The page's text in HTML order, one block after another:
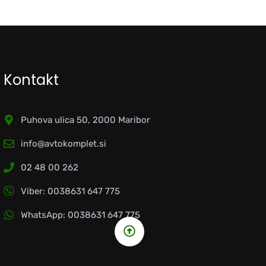
Kontakt
Puhova ulica 50, 2000 Maribor
info@avtokomplet.si
02 48 00 262
Viber: 0038631 647 775
WhatsApp: 0038631 647 775